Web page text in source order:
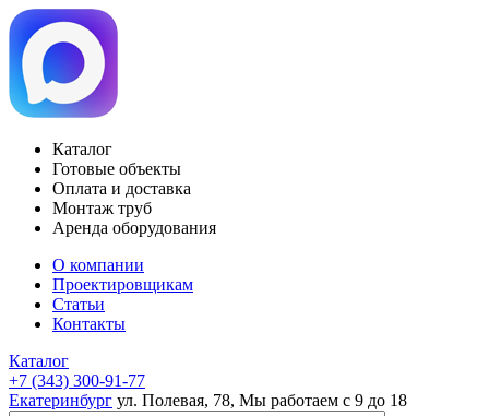
Каталог
Готовые объекты
Оплата и доставка
Монтаж труб
Аренда оборудования
О компании
Проектировщикам
Статьи
Контакты
Каталог
+7 (343) 300-91-77
Екатеринбург ул. Полевая, 78, Мы работаем с 9 до 18